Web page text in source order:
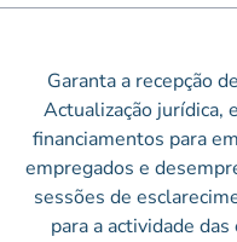
Garanta a recepção
Actualização jurídica,
financiamentos para
empregados e
sessões de
para a actividade